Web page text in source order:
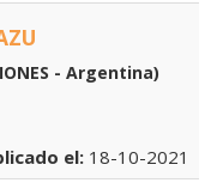
- Argentina)
el: 18-10-2021